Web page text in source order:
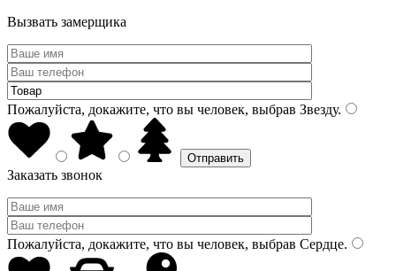
Вызвать замерщика
Пожалуйста, докажите, что вы человек, выбрав Звезду.
Заказать звонок
Пожалуйста, докажите, что вы человек, выбрав Сердце.